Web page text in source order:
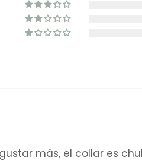
más, el collar es